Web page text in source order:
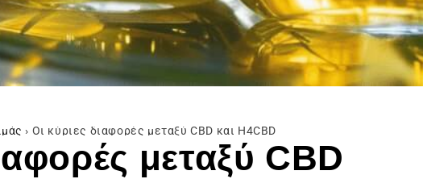
› Οι κύριες διαφορές μεταξύ CBD και H4CBD
μεταξύ CBD